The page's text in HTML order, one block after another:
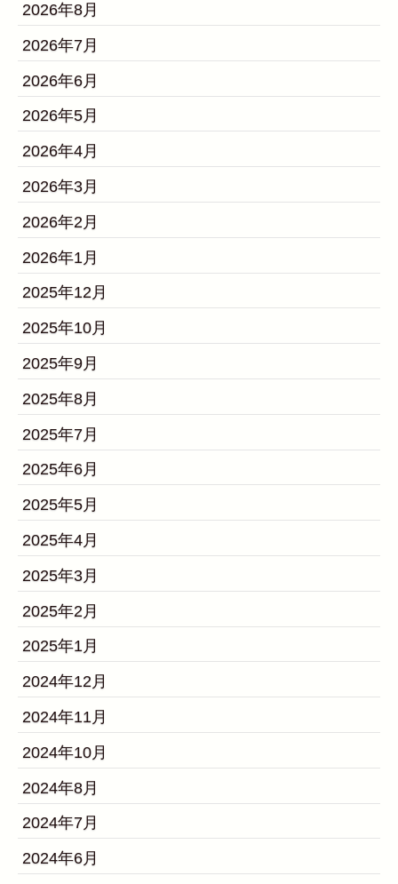
2026年8月
2026年7月
2026年6月
2026年5月
2026年4月
2026年3月
2026年2月
2026年1月
2025年12月
2025年10月
2025年9月
2025年8月
2025年7月
2025年6月
2025年5月
2025年4月
2025年3月
2025年2月
2025年1月
2024年12月
2024年11月
2024年10月
2024年8月
2024年7月
2024年6月